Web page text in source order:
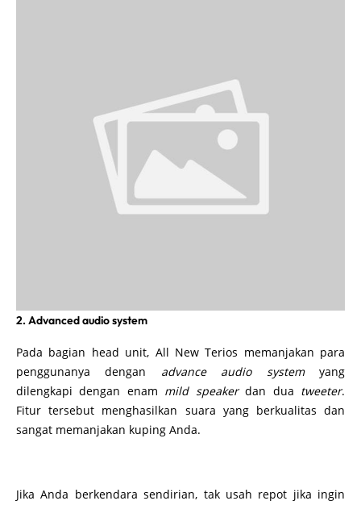
2. Advanced audio system
Pada bagian head unit, All New Terios memanjakan para
penggunanya dengan advance audio systemyang
dilengkapi dengan enam mild speakerdan dua tweeter.
Fitur tersebut menghasilkan suara yang berkualitas dan
sangat memanjakan kuping Anda.
Jika Anda berkendara sendirian, tak usah repot jika ingin